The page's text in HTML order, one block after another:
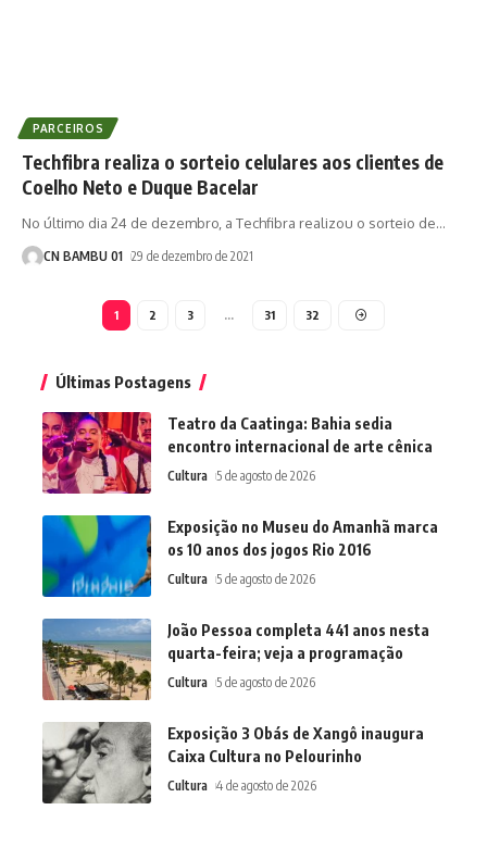
PARCEIROS
Techfibra realiza o sorteio celulares aos clientes de
Coelho Neto e Duque Bacelar
No último dia 24 de dezembro, a Techfibra realizou o sorteio de…
CN BAMBU 01 29 de dezembro de 2021
1 2 3 … 31 32
Últimas Postagens
Teatro da Caatinga: Bahia sedia
encontro internacional de arte cênica
Cultura 5 de agosto de 2026
Exposição no Museu do Amanhã marca
os 10 anos dos jogos Rio 2016
Cultura 5 de agosto de 2026
João Pessoa completa 441 anos nesta
quarta-feira; veja a programação
Cultura 5 de agosto de 2026
Exposição 3 Obás de Xangô inaugura
Caixa Cultura no Pelourinho
Cultura 4 de agosto de 2026